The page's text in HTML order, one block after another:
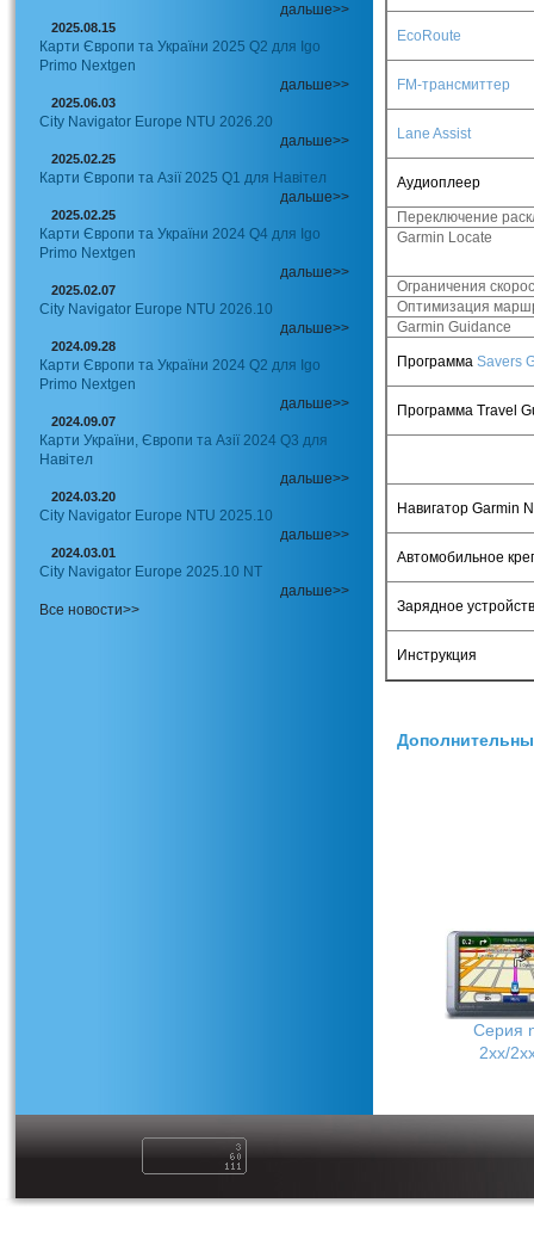
дальше>>
2025.08.15
Карти Європи та України 2025 Q2 для Igo
Primo Nextgen
дальше>>
2025.06.03
City Navigator Europe NTU 2026.20
дальше>>
2025.02.25
Карти Європи та Азії 2025 Q1 для Навітел
дальше>>
2025.02.25
Карти Європи та України 2024 Q4 для Igo
Primo Nextgen
дальше>>
2025.02.07
City Navigator Europe NTU 2026.10
дальше>>
2024.09.28
Карти Європи та України 2024 Q2 для Igo
Primo Nextgen
дальше>>
2024.09.07
Карти України, Європи та Азії 2024 Q3 для
Навітел
дальше>>
2024.03.20
City Navigator Europe NTU 2025.10
дальше>>
2024.03.01
City Navigator Europe 2025.10 NT
дальше>>
Все новости>>
EcoRoute
FM-трансмиттер
Lane Assist
Аудиоплеер
Переключение
Garmin Locate
Ограничения
Оптимизация
Garmin Guidance
Программа Savers
Программа Travel
Навигатор Garmin
Автомобильное
Зарядное
Инструкция
Серия
2хх/